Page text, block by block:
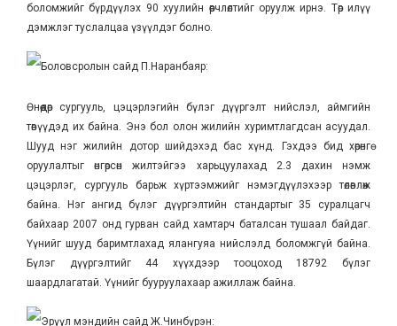
боломжийг бүрдүүлэх 90 хуулийн өөрчлөлтийг оруулж ирнэ. Төр илүү
дэмжлэг туслалцаа үзүүлдэг болно.
Боловсролын сайд П.Наранбаяр:
Өнөөдөр сургууль, цэцэрлэгийн бүлэг дүүргэлт нийслэл, аймгийн
төвүүдэд их байна. Энэ бол олон жилийн хуримтлагдсан асуудал.
Шууд нэг жилийн дотор шийдэхэд бас хүнд. Гэхдээ бид хөрөнгө
оруулалтыг өнгөрсөн жилтэйгээ харьцуулахад 2.3 дахин нэмж
цэцэрлэг, сургууль барьж хүртээмжийг нэмэгдүүлэхээр төлөвлөж
байна. Нэг ангид бүлэг дүүргэлтийн стандартыг 35 суралцагч
байхаар 2007 онд гурван сайд хамтарч баталсан тушаал байдаг.
Үүнийг шууд баримтлахад ялангуяа нийслэлд боломжгүй байна.
Бүлэг дүүргэлтийг 44 хүүхдээр тооцоход 18792 бүлэг
шаардлагатай. Үүнийг бууруулахаар ажиллаж байна.
Эрүүл мэндийн сайд Ж.Чинбүрэн: